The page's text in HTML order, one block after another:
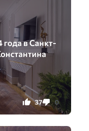
года в Санкт-
37 0